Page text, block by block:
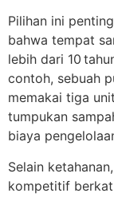
Pilihan ini
bahwa tempat
lebih dari 10
contoh, sebuah
memakai tiga
tumpukan
biaya
Selain
kompetitif